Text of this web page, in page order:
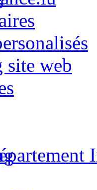
site web